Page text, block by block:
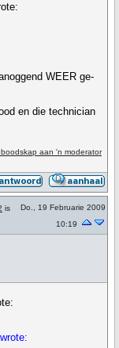
WEER ge-
en die technician
aan 'n moderator
is
Do., 19 Februarie 2009
10:19